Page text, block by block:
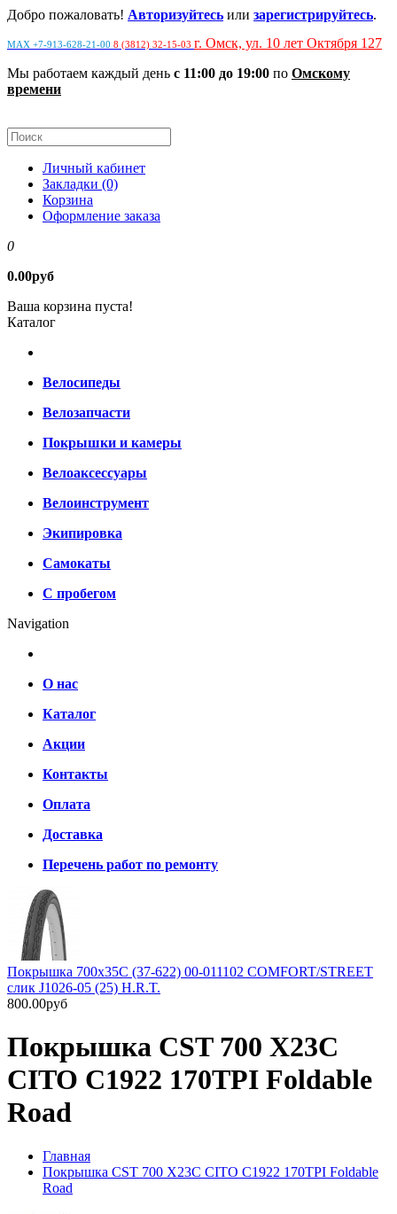
Добро пожаловать! Авторизуйтесь или зарегистрируйтесь.
MAX +7-913-628-21-00 8 (3812) 32-15-03 г. Омск, ул. 10 лет Октября 127
Мы работаем каждый день с 11:00 до 19:00 по Омскому
времени
Личный кабинет
Закладки (0)
Корзина
Оформление заказа
0
0.00руб
Ваша корзина пуста!
Каталог
Велосипеды
Велозапчасти
Покрышки и камеры
Велоаксессуары
Велоинструмент
Экипировка
Самокаты
С пробегом
Navigation
О нас
Каталог
Акции
Контакты
Оплата
Доставка
Перечень работ по ремонту
Покрышка 700x35С (37-622) 00-011102 COMFORT/STREET
слик J1026-05 (25) H.R.T.
800.00руб
Покрышка CST 700 X23C
CITO C1922 170TPI Foldable
Road
Главная
Покрышка CST 700 X23C CITO C1922 170TPI Foldable
Road